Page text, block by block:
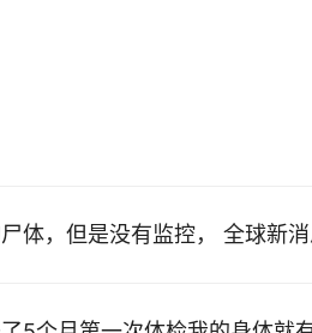
体，但是没有监控， 全球新